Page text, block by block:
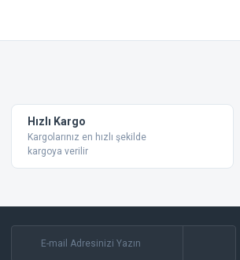
Hızlı Kargo
Kargolarınız en hızlı şekilde
kargoya verilir